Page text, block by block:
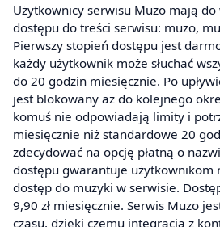
Użytkownicy serwisu Muzo mają
dostępu do treści serwisu: muzo,
Pierwszy stopień dostępu jest
każdy użytkownik może słuchać
do 20 godzin miesięcznie. Po
jest blokowany aż do kolejnego
komuś nie odpowiadają limity i
miesięcznie niż standardowe 20
zdecydować na opcję płatną o
dostępu gwarantuje użytkownikom
dostęp do muzyki w serwisie.
9,90 zł miesięcznie. Serwis Muzo
czasu, dzięki czemu integracja z